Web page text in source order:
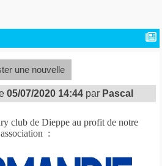
une nouvelle
05/07/2020 14:44par Pascal
club de Dieppe au profit de notre
association :